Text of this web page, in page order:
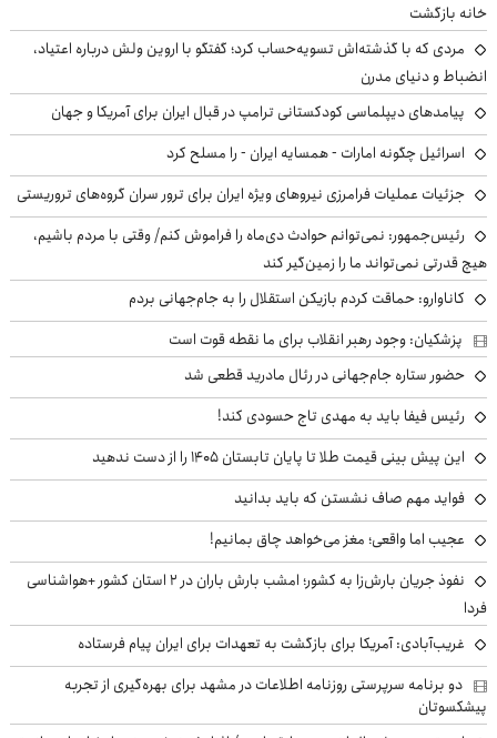
خانه بازگشت
مردی که با گذشته‌اش تسویه‌حساب کرد؛ گفتگو با اروین ولش درباره اعتیاد،
انضباط و دنیای مدرن
پیامدهای دیپلماسی کودکستانی ترامپ در قبال ایران برای آمریکا و جهان
اسرائیل چگونه امارات - همسایه ایران - را مسلح کرد
جزئیات عملیات فرامرزی نیروهای ویژه ایران برای ترور سران گروه‌های تروریستی
رئیس‌جمهور: نمی‌توانم حوادث دی‌ماه را فراموش کنم/ وقتی با مردم باشیم،
هیچ قدرتی نمی‌تواند ما را زمین‌گیر کند
کاناوارو: حماقت کردم بازیکن استقلال را به جام‌جهانی بردم
پزشکیان: وجود رهبر انقلاب برای ما نقطه قوت است
حضور ستاره جام‌جهانی در رئال مادرید قطعی شد
رئیس فیفا باید به مهدی تاج حسودی کند!
این پیش بینی قیمت طلا تا پایان تابستان ۱۴۰۵ را از دست ندهید
فواید مهم صاف نشستن که باید بدانید
عجیب اما واقعی؛ مغز می‌خواهد چاق بمانیم!
نفوذ جریان بارش‌زا به کشور؛ امشب بارش باران در ۲ استان کشور +هواشناسی
فردا
غریب‌آبادی: آمریکا برای بازگشت به تعهدات برای ایران پیام فرستاده
دو برنامه سرپرستی روزنامه اطلاعات در مشهد برای بهره‌گیری از تجربه
پیشکسوتان